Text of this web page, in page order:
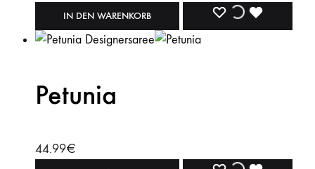
IN DEN WARENKORB WISHLISTWISHLIST
Petunia
44.99€